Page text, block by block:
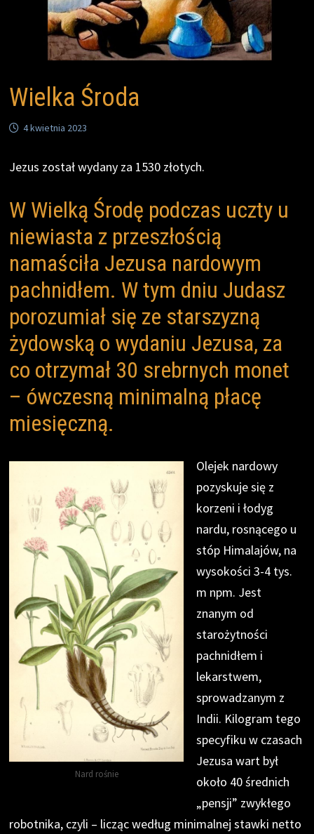
Wielka Środa
4 kwietnia 2023
Jezus został wydany za 1530 złotych.
W Wielką Środę podczas uczty u
niewiasta z przeszłością
namaściła Jezusa nardowym
pachnidłem. W tym dniu Judasz
porozumiał się ze starszyzną
żydowską o wydaniu Jezusa, za
co otrzymał 30 srebrnych monet
– ówczesną minimalną płacę
miesięczną.
Nard rośnie
Olejek nardowy
pozyskuje się z
korzeni i łodyg
nardu, rosnącego u
stóp Himalajów, na
wysokości 3-4 tys.
m npm. Jest
znanym od
starożytności
pachnidłem i
lekarstwem,
sprowadzanym z
Indii. Kilogram tego
specyfiku w czasach
Jezusa wart był
około 40 średnich
„pensji” zwykłego
robotnika, czyli – licząc według minimalnej stawki netto